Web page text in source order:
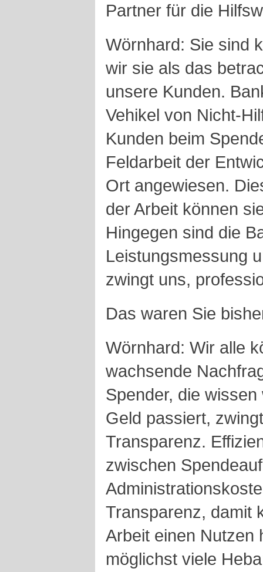
Partner für die
Wörnhard: Sie sind
wir sie als das
unsere Kunden.
Vehikel von Nicht-
Kunden beim
Feldarbeit der
Ort angewiesen.
der Arbeit können
Hingegen sind die
Leistungsmessung
zwingt uns,
Das waren Sie
Wörnhard: Wir alle
wachsende
Spender, die
Geld passiert,
Transparenz.
zwischen
Transparenz, damit
Arbeit einen Nutzen
möglichst viele